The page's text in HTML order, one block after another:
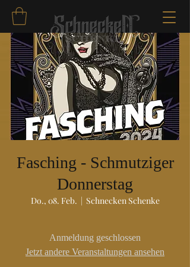
Fasching - Schmutziger
Donnerstag
Do., 08. Feb.
  |
Schnecken Schenke
Anmeldung geschlossen
Jetzt andere Veranstaltungen ansehen